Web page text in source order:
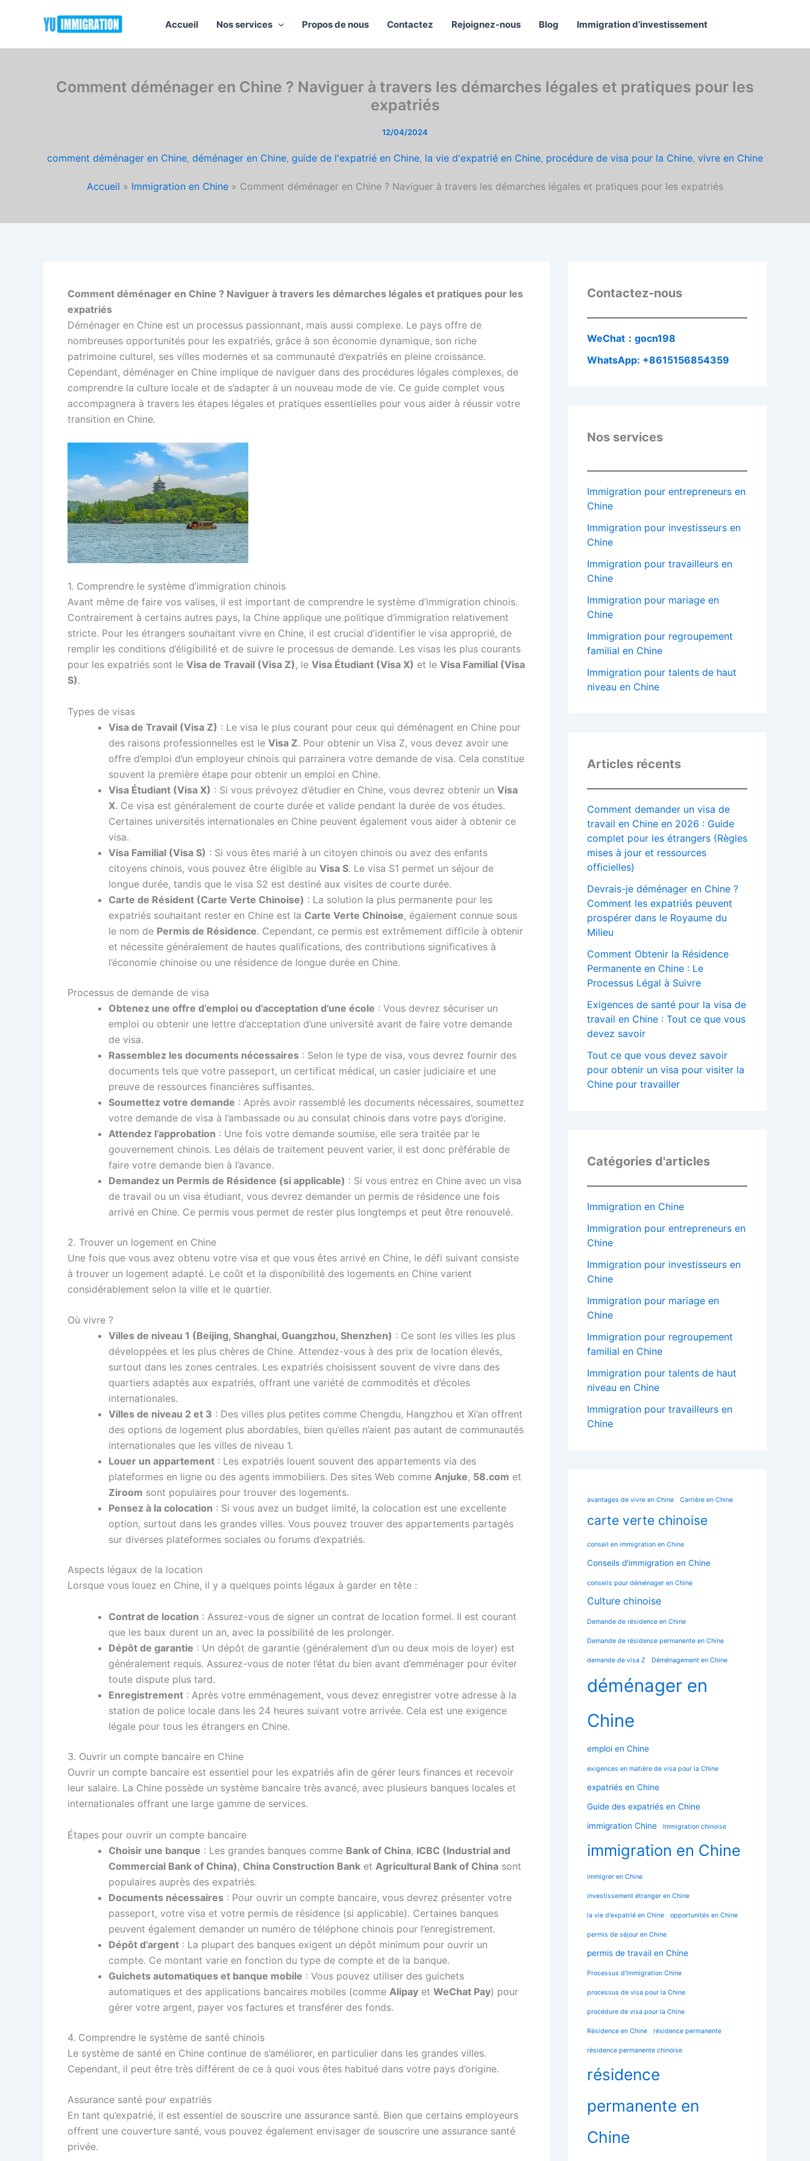
Accueil Nos services Propos de nous Contactez Rejoignez-nous Blog Immigration d’investissement
Comment déménager en Chine ? Naviguer à travers les démarches légales et pratiques pour les
expatriés
12/04/2024
comment déménager en Chine, déménager en Chine, guide de l'expatrié en Chine, la vie d'expatrié en Chine, procédure de visa pour la Chine, vivre en Chine
Accueil Immigration en Chine Comment déménager en Chine ? Naviguer à travers les démarches légales et pratiques pour les expatriés
Comment déménager en Chine ? Naviguer à travers les démarches légales et pratiques pour les
expatriés
Déménager en Chine est un processus passionnant, mais aussi complexe. Le pays offre de
nombreuses opportunités pour les expatriés, grâce à son économie dynamique, son riche
patrimoine culturel, ses villes modernes et sa communauté d’expatriés en pleine croissance.
Cependant, déménager en Chine implique de naviguer dans des procédures légales complexes, de
comprendre la culture locale et de s’adapter à un nouveau mode de vie. Ce guide complet vous
accompagnera à travers les étapes légales et pratiques essentielles pour vous aider à réussir votre
transition en Chine.
1. Comprendre le système d’immigration chinois
Avant même de faire vos valises, il est important de comprendre le système d’immigration chinois.
Contrairement à certains autres pays, la Chine applique une politique d’immigration relativement
stricte. Pour les étrangers souhaitant vivre en Chine, il est crucial d’identifier le visa approprié, de
remplir les conditions d’éligibilité et de suivre le processus de demande. Les visas les plus courants
pour les expatriés sont le Visa de Travail (Visa Z), le Visa Étudiant (Visa X) et le Visa Familial (Visa
S).
Types de visas
Visa de Travail (Visa Z) : Le visa le plus courant pour ceux qui déménagent en Chine pour
des raisons professionnelles est le Visa Z. Pour obtenir un Visa Z, vous devez avoir une
offre d’emploi d’un employeur chinois qui parrainera votre demande de visa. Cela constitue
souvent la première étape pour obtenir un emploi en Chine.
Visa Étudiant (Visa X) : Si vous prévoyez d’étudier en Chine, vous devrez obtenir un Visa
X. Ce visa est généralement de courte durée et valide pendant la durée de vos études.
Certaines universités internationales en Chine peuvent également vous aider à obtenir ce
visa.
Visa Familial (Visa S) : Si vous êtes marié à un citoyen chinois ou avez des enfants
citoyens chinois, vous pouvez être éligible au Visa S. Le visa S1 permet un séjour de
longue durée, tandis que le visa S2 est destiné aux visites de courte durée.
Carte de Résident (Carte Verte Chinoise) : La solution la plus permanente pour les
expatriés souhaitant rester en Chine est la Carte Verte Chinoise, également connue sous
le nom de Permis de Résidence. Cependant, ce permis est extrêmement difficile à obtenir
et nécessite généralement de hautes qualifications, des contributions significatives à
l’économie chinoise ou une résidence de longue durée en Chine.
Processus de demande de visa
Obtenez une offre d’emploi ou d’acceptation d’une école : Vous devrez sécuriser un
emploi ou obtenir une lettre d’acceptation d’une université avant de faire votre demande
de visa.
Rassemblez les documents nécessaires : Selon le type de visa, vous devrez fournir des
documents tels que votre passeport, un certificat médical, un casier judiciaire et une
preuve de ressources financières suffisantes.
Soumettez votre demande : Après avoir rassemblé les documents nécessaires, soumettez
votre demande de visa à l’ambassade ou au consulat chinois dans votre pays d’origine.
Attendez l’approbation : Une fois votre demande soumise, elle sera traitée par le
gouvernement chinois. Les délais de traitement peuvent varier, il est donc préférable de
faire votre demande bien à l’avance.
Demandez un Permis de Résidence (si applicable) : Si vous entrez en Chine avec un visa
de travail ou un visa étudiant, vous devrez demander un permis de résidence une fois
arrivé en Chine. Ce permis vous permet de rester plus longtemps et peut être renouvelé.
2. Trouver un logement en Chine
Une fois que vous avez obtenu votre visa et que vous êtes arrivé en Chine, le défi suivant consiste
à trouver un logement adapté. Le coût et la disponibilité des logements en Chine varient
considérablement selon la ville et le quartier.
Où vivre ?
Villes de niveau 1 (Beijing, Shanghai, Guangzhou, Shenzhen) : Ce sont les villes les plus
développées et les plus chères de Chine. Attendez-vous à des prix de location élevés,
surtout dans les zones centrales. Les expatriés choisissent souvent de vivre dans des
quartiers adaptés aux expatriés, offrant une variété de commodités et d’écoles
internationales.
Villes de niveau 2 et 3 : Des villes plus petites comme Chengdu, Hangzhou et Xi’an offrent
des options de logement plus abordables, bien qu’elles n’aient pas autant de communautés
internationales que les villes de niveau 1.
Louer un appartement : Les expatriés louent souvent des appartements via des
plateformes en ligne ou des agents immobiliers. Des sites Web comme Anjuke, 58.com et
Ziroom sont populaires pour trouver des logements.
Pensez à la colocation : Si vous avez un budget limité, la colocation est une excellente
option, surtout dans les grandes villes. Vous pouvez trouver des appartements partagés
sur diverses plateformes sociales ou forums d’expatriés.
Aspects légaux de la location
Lorsque vous louez en Chine, il y a quelques points légaux à garder en tête :
Contrat de location : Assurez-vous de signer un contrat de location formel. Il est courant
que les baux durent un an, avec la possibilité de les prolonger.
Dépôt de garantie : Un dépôt de garantie (généralement d’un ou deux mois de loyer) est
généralement requis. Assurez-vous de noter l’état du bien avant d’emménager pour éviter
toute dispute plus tard.
Enregistrement : Après votre emménagement, vous devez enregistrer votre adresse à la
station de police locale dans les 24 heures suivant votre arrivée. Cela est une exigence
légale pour tous les étrangers en Chine.
3. Ouvrir un compte bancaire en Chine
Ouvrir un compte bancaire est essentiel pour les expatriés afin de gérer leurs finances et recevoir
leur salaire. La Chine possède un système bancaire très avancé, avec plusieurs banques locales et
internationales offrant une large gamme de services.
Étapes pour ouvrir un compte bancaire
Choisir une banque : Les grandes banques comme Bank of China, ICBC (Industrial and
Commercial Bank of China) , China Construction Bank et Agricultural Bank of China sont
populaires auprès des expatriés.
Documents nécessaires : Pour ouvrir un compte bancaire, vous devrez présenter votre
passeport, votre visa et votre permis de résidence (si applicable). Certaines banques
peuvent également demander un numéro de téléphone chinois pour l’enregistrement.
Dépôt d’argent : La plupart des banques exigent un dépôt minimum pour ouvrir un
compte. Ce montant varie en fonction du type de compte et de la banque.
Guichets automatiques et banque mobile : Vous pouvez utiliser des guichets
automatiques et des applications bancaires mobiles (comme Alipay et WeChat Pay) pour
gérer votre argent, payer vos factures et transférer des fonds.
4. Comprendre le système de santé chinois
Le système de santé en Chine continue de s’améliorer, en particulier dans les grandes villes.
Cependant, il peut être très différent de ce à quoi vous êtes habitué dans votre pays d’origine.
Assurance santé pour expatriés
En tant qu’expatrié, il est essentiel de souscrire une assurance santé. Bien que certains employeurs
offrent une couverture santé, vous pouvez également envisager de souscrire une assurance santé
privée.
Contactez-nous
WeChat：gocn198
WhatsApp: +8615156854359
Nos services
Immigration pour entrepreneurs en
Chine
Immigration pour investisseurs en
Chine
Immigration pour travailleurs en
Chine
Immigration pour mariage en
Chine
Immigration pour regroupement
familial en Chine
Immigration pour talents de haut
niveau en Chine
Articles récents
Comment demander un visa de
travail en Chine en 2026 : Guide
complet pour les étrangers (Règles
mises à jour et ressources
officielles)
Devrais-je déménager en Chine ?
Comment les expatriés peuvent
prospérer dans le Royaume du
Milieu
Comment Obtenir la Résidence
Permanente en Chine : Le
Processus Légal à Suivre
Exigences de santé pour la visa de
travail en Chine : Tout ce que vous
devez savoir
Tout ce que vous devez savoir
pour obtenir un visa pour visiter la
Chine pour travailler
Catégories d'articles
Immigration en Chine
Immigration pour entrepreneurs en
Chine
Immigration pour investisseurs en
Chine
Immigration pour mariage en
Chine
Immigration pour regroupement
familial en Chine
Immigration pour talents de haut
niveau en Chine
Immigration pour travailleurs en
Chine
avantages de vivre en Chine Carrière en Chine
carte verte chinoise
conseil en immigration en Chine
Conseils d'immigration en Chine
conseils pour déménager en Chine
Culture chinoise
Demande de résidence en Chine
Demande de résidence permanente en Chine
demande de visa Z Déménagement en Chine
déménager en
Chine
emploi en Chine
exigences en matière de visa pour la Chine
expatriés en Chine
Guide des expatriés en Chine
immigration Chine
Immigration chinoise
immigration en Chine
immigrer en Chine
investissement étranger en Chine
la vie d'expatrié en Chine opportunités en Chine
permis de séjour en Chine
permis de travail en Chine
Processus d'Immigration Chine
processus de visa pour la Chine
procédure de visa pour la Chine
Résidence en Chine résidence permanente
résidence permanente chinoise
résidence
permanente en
Chine